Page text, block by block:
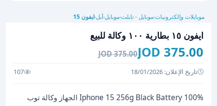
موبايلات وإلكترونيات›موبايل - تابلت›موبايل›أبل›ايفون 15
ايفون ١٥ بطارية ١٠٠ وكالة للبيع
375.00 JOD
375.00 JOD
تاريخ الإعلان: 18/01/2026 107
Iphone 15 256g Black Battery 100% الجهاز وكالة توب